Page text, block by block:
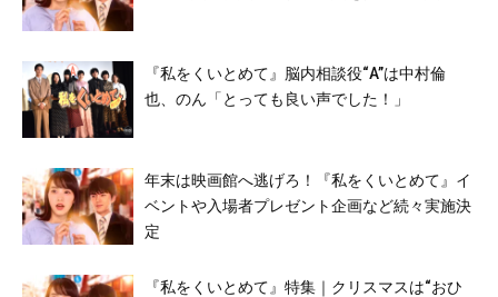
『私をくいとめて』脳内相談役“A”は中村倫
也、のん「とっても良い声でした！」
年末は映画館へ逃げろ！『私をくいとめて』イ
ベントや入場者プレゼント企画など続々実施決
定
『私をくいとめて』特集｜クリスマスは“おひ